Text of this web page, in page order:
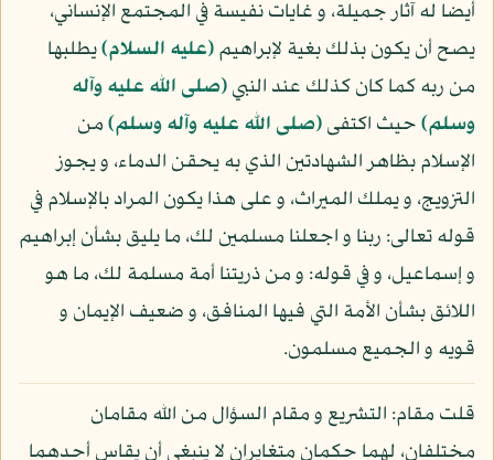
أيضا له آثار جميلة، و غايات نفيسة في المجتمع الإنساني،
يصح أن يكون بذلك بغية لإبراهيم(عليه السلام)يطلبها
من ربه كما كان كذلك عند النبي(صلى الله عليه وآله
وسلم)حيث اكتفى(صلى الله عليه وآله وسلم)من
الإسلام بظاهر الشهادتين الذي به يحقن الدماء، و يجوز
التزويج، و يملك الميراث، و على هذا يكون المراد بالإسلام في
قوله تعالى: ربنا و اجعلنا مسلمين لك، ما يليق بشأن إبراهيم
و إسماعيل، و في قوله: و من ذريتنا أمة مسلمة لك، ما هو
اللائق بشأن الأمة التي فيها المنافق، و ضعيف الإيمان و
قويه و الجميع مسلمون.
قلت مقام: التشريع و مقام السؤال من الله مقامان
مختلفان، لهما حكمان متغايران لا ينبغي أن يقاس أحدهما